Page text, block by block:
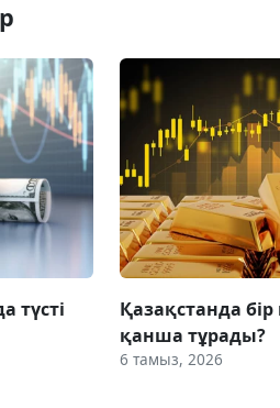
түсті
Қазақстанда
қанша тұрады?
6 тамыз, 2026